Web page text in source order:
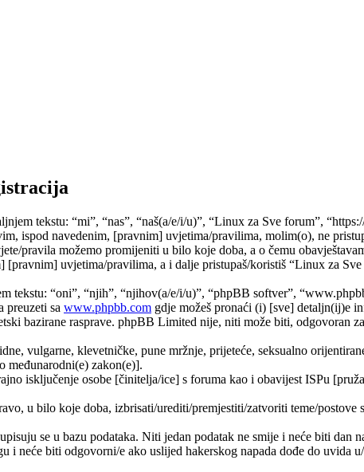
tekstu: “mi”, “nas”, “naš(a/e/i/u)”, “Linux za Sve forum”,
ispod navedenim, [pravnim] uvjetima/pravilima, molim(o), ne
pravila možemo promijeniti u bilo koje doba, a o čemu
[pravnim] uvjetima/pravilima, a i dalje pristupaš/koristiš “Linux za
tekstu: “oni”, “njih”, “njihov(a/e/i/u)”, “phpBB softver”,
preuzeti sa www.phpbb.com gdje možeš pronaći (i) [sve] detaljn(ij)e
bazirane rasprave. phpBB Limited nije, niti može biti, odgovoran
vulgarne, klevetničke, pune mržnje, prijeteće, seksualno
međunarodni(e) zakon(e)].
isključenje osobe [činitelja/ice] s foruma kao i obavijest ISPu
u bilo koje doba, izbrisati/urediti/premjestiti/zatvoriti teme/postove
se u bazu podataka. Niti jedan podatak ne smije i neće biti
i neće biti odgovorni/e ako uslijed hakerskog napada dođe do uvida